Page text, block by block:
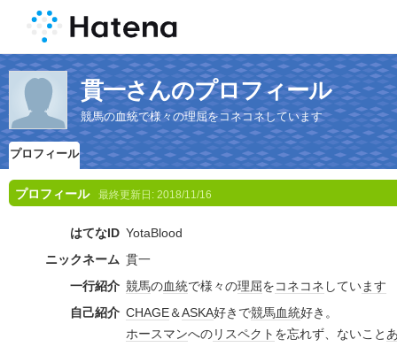
貫一さんのプロフィール
競馬の血統で様々の理屈をコネコネしています
プロフィール
プロフィール 最終更新日: 2018/11/16
はてなID YotaBlood
ニックネーム 貫一
一行紹介 競馬の血統で様々の理屈をコネコネ しています
自己紹介 CHAGE＆ASKA好きで競馬血統好き。
ホースマンへのリスペクト を忘れず、ないこと